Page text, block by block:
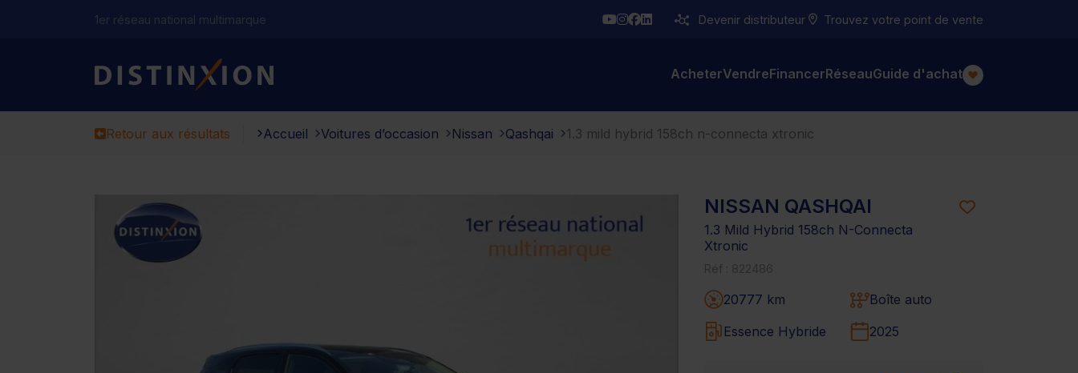
1er réseau national multimarque YouTube
Instagram
Facebook
LinkedinDevenir distributeur Trouvez votre point de vente
Distinxion AcheterVendreFinancerRéseauGuide d'achat
Retour aux résultats Accueil Voitures d’occasion Nissan Qashqai 1.3 mild hybrid 158ch n-connecta xtronic
NISSAN QASHQAI
1.3 Mild Hybrid 158ch N-Connecta
Xtronic
20777 km
Boîte auto
Essence Hybride
2025